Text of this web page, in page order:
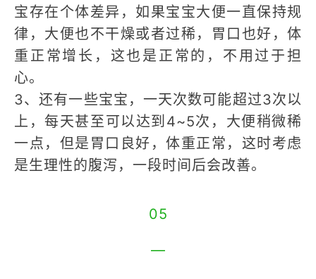
宝存在个体差异，如果宝宝大便一直保持规
律，大便也不干燥或者过稀，胃口也好，体
重正常增长，这也是正常的，不用过于担
心。
3、还有一些宝宝，一天次数可能超过3次以
上，每天甚至可以达到4~5次，大便稍微稀
一点，但是胃口良好，体重正常，这时考虑
是生理性的腹泻，一段时间后会改善。
05
—